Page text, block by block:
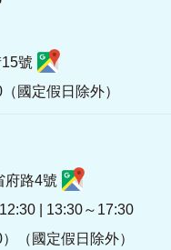
號
國定假日除外）
府路4號
| 13:30～17:30
（國定假日除外）